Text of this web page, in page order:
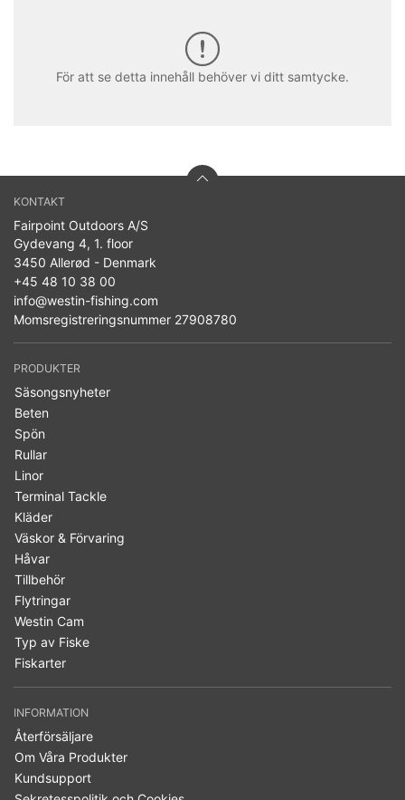
För att se detta innehåll behöver vi ditt samtycke.
KONTAKT
Fairpoint Outdoors A/S
Gydevang 4, 1. floor
3450 Allerød - Denmark
+45 48 10 38 00
info@westin-fishing.com
Momsregistreringsnummer 27908780
PRODUKTER
Säsongsnyheter
Beten
Spön
Rullar
Linor
Terminal Tackle
Kläder
Väskor & Förvaring
Håvar
Tillbehör
Flytringar
Westin Cam
Typ av Fiske
Fiskarter
INFORMATION
Återförsäljare
Om Våra Produkter
Kundsupport